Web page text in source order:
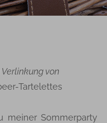
von
Tartelettes
meiner Sommerparty